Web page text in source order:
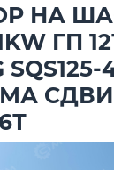
НА
ГП